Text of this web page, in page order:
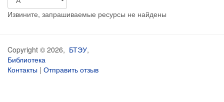
Извините, запрашиваемые ресурсы не найдены
Copyright © 2026, БТЭУ,
Библиотека
Контакты | Отправить отзыв